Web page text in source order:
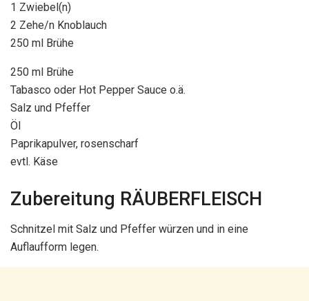
1 Zwiebel(n)
2 Zehe/n Knoblauch
250 ml Brühe
250 ml Brühe
Tabasco oder Hot Pepper Sauce o.ä.
Salz und Pfeffer
Öl
Paprikapulver, rosenscharf
evtl. Käse
Zubereitung RÄUBERFLEISCH
Schnitzel mit Salz und Pfeffer würzen und in eine
Auflaufform legen.